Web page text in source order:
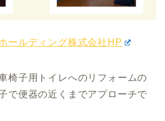
ールディング株式会社HP
椅子用トイレへのリフォームの
で便器の近くまでアプローチで